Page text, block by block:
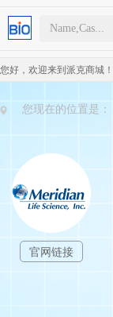
您好，欢迎来到派克商城！
您现在的位置是：
官网链接